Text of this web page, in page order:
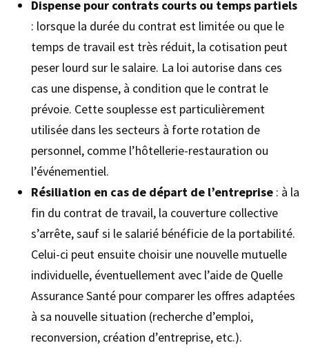
Dispense pour contrats courts ou temps partiels
: lorsque la durée du contrat est limitée ou que le
temps de travail est très réduit, la cotisation peut
peser lourd sur le salaire. La loi autorise dans ces
cas une dispense, à condition que le contrat le
prévoie. Cette souplesse est particulièrement
utilisée dans les secteurs à forte rotation de
personnel, comme l’hôtellerie-restauration ou
l’événementiel.
Résiliation en cas de départ de l’entreprise: à la
fin du contrat de travail, la couverture collective
s’arrête, sauf si le salarié bénéficie de la portabilité.
Celui-ci peut ensuite choisir une nouvelle mutuelle
individuelle, éventuellement avec l’aide de Quelle
Assurance Santé pour comparer les offres adaptées
à sa nouvelle situation (recherche d’emploi,
reconversion, création d’entreprise, etc.).